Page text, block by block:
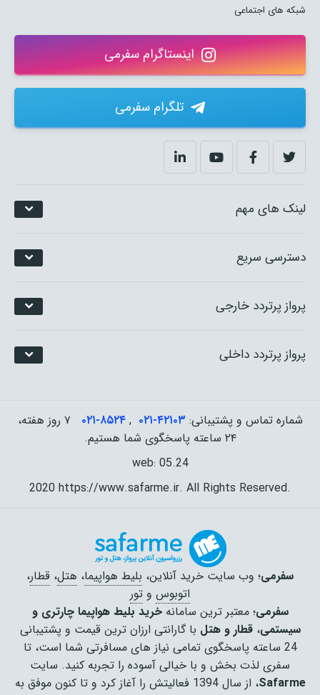
پرواز پرتردد داخلی
پرواز پرتردد خارجی
دسترسی سریع
لینک های مهم
شبکه های اجتماعی
اینستاگرام سفرمی
تلگرام سفرمی
شماره تماس و پشتیبانی: ۰۲۱-۴٢١٠٣ ,۰۲۱-۸۵۲۴
۷ روز هفته،
۲۴ ساعته پاسخگوی شما هستیم.
web: 05.24
2020 https://www.safarme.ir. All Rights Reserved.
سفرمی؛ وب سایت خرید آنلاین، بلیط هواپیما، هتل، قطار،
اتوبوس و تور
سفرمی؛ معتبر ترین سامانهخرید بلیط هواپیما چارتری و
سیستمی،قطار و هتل با گارانتی ارزان ترین قیمت و پشتیبانی
24 ساعته پاسخگوی تمامی نیاز های مسافرتی شما است، تا
سفری لذت بخش و با خیالی آسوده را تجربه کنید. سایت
Safarme
، از سال 1394 فعالیتش را آغاز کرد و تا کنون موفق به